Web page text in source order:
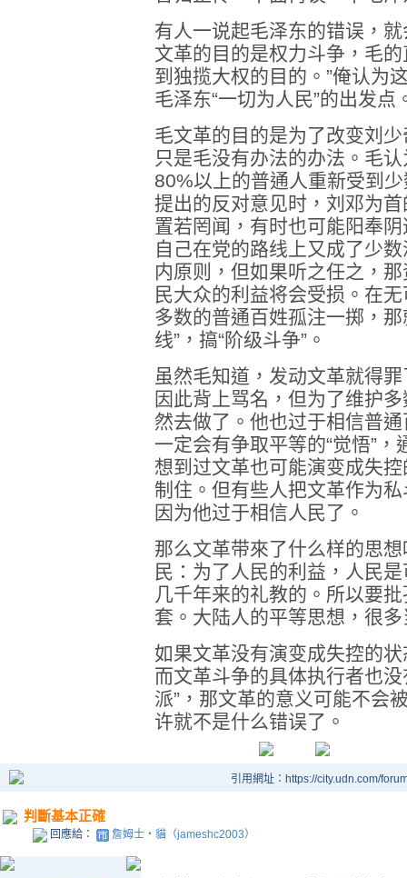
有人一说起毛泽东的错误，
文革的目的是权力斗争，毛
到独揽大权的目的。”俺认为
毛泽东“一切为人民”的出发点
毛文革的目的是为了改变刘
只是毛没有办法的办法。毛
80%以上的普通人重新受到
提出的反对意见时，刘邓为
置若罔闻，有时也可能阳奉
自己在党的路线上又成了少
内原则，但如果听之任之，
民大众的利益将会受损。在
多数的普通百姓孤注一掷，
线”，搞“阶级斗争”。
虽然毛知道，发动文革就得
因此背上骂名，但为了维护
然去做了。他也过于相信普
一定会有争取平等的“觉悟”
想到过文革也可能演变成失
制住。但有些人把文革作为
因为他过于相信人民了。
那么文革带來了什么样的思
民：为了人民的利益，人民
几千年来的礼教的。所以要
套。大陆人的平等思想，很
如果文革没有演变成失控的
而文革斗争的具体执行者也
派”，那文革的意义可能不会
许就不是什么错误了。
引用網址：https://city.udn.com/
判斷基本正確
回應給： 詹姆士‧貓（jameshc2003）